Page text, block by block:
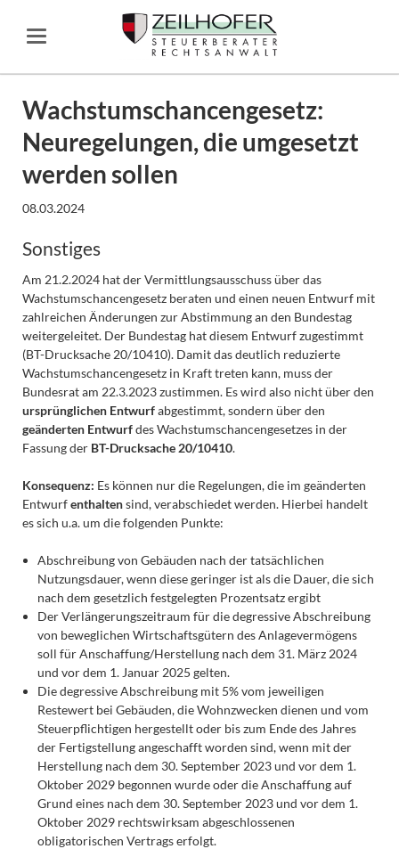
Wachstumschancengesetz:
Neuregelungen, die umgesetzt
werden sollen
08.03.2024
Sonstiges
Am 21.2.2024 hat der Vermittlungsausschuss über das
Wachstumschancengesetz beraten und einen neuen Entwurf mit
zahlreichen Änderungen zur Abstimmung an den Bundestag
weitergeleitet. Der Bundestag hat diesem Entwurf zugestimmt
(BT-Drucksache 20/10410). Damit das deutlich reduzierte
Wachstumschancengesetz in Kraft treten kann, muss der
Bundesrat am 22.3.2023 zustimmen. Es wird also nicht über den
ursprünglichen Entwurfabgestimmt, sondern über den
geänderten Entwurfdes Wachstumschancengesetzes in der
Fassung der BT-Drucksache 20/10410.
Konsequenz: Es können nur die Regelungen, die im geänderten
Entwurfenthaltensind, verabschiedet werden. Hierbei handelt
es sich u.a. um die folgenden Punkte:
Abschreibung von Gebäuden nach der tatsächlichen
Nutzungsdauer, wenn diese geringer ist als die Dauer, die sich
nach dem gesetzlich festgelegten Prozentsatz ergibt
Der Verlängerungszeitraum für die degressive Abschreibung
von beweglichen Wirtschaftsgütern des Anlagevermögens
soll für Anschaffung/Herstellung nach dem 31. März 2024
und vor dem 1. Januar 2025 gelten.
Die degressive Abschreibung mit 5% vom jeweiligen
Restewert bei Gebäuden, die Wohnzwecken dienen und vom
Steuerpflichtigen hergestellt oder bis zum Ende des Jahres
der Fertigstellung angeschafft worden sind, wenn mit der
Herstellung nach dem 30. September 2023 und vor dem 1.
Oktober 2029 begonnen wurde oder die Anschaffung auf
Grund eines nach dem 30. September 2023 und vor dem 1.
Oktober 2029 rechtswirksam abgeschlossenen
obligatorischen Vertrags erfolgt.